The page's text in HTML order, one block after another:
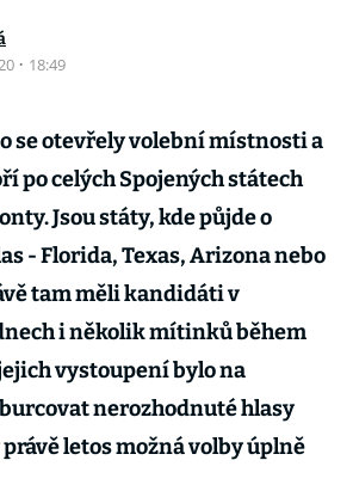
· 18:49
se otevřely volební místnosti a
po celých Spojených státech
Jsou státy, kde půjde o
- Florida, Texas, Arizona nebo
tam měli kandidáti v
i několik mítinků během
vystoupení bylo na
nerozhodnuté hlasy
letos možná volby úplně